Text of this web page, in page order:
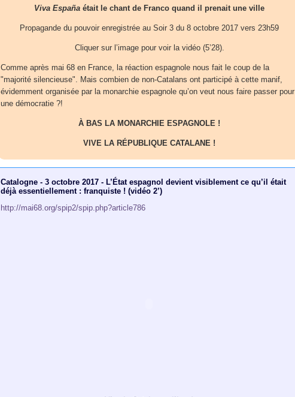
Viva España était le chant de Franco quand il prenait une ville
Propagande du pouvoir enregistrée au Soir 3 du 8 octobre 2017 vers 23h59
Cliquer sur l’image pour voir la vidéo (5’28).
Comme après mai 68 en France, la réaction espagnole nous fait le coup de la
"majorité silencieuse". Mais combien de non-Catalans ont participé à cette manif,
évidemment organisée par la monarchie espagnole qu’on veut nous faire passer pour
une démocratie ?!
À BAS LA MONARCHIE ESPAGNOLE !
VIVE LA RÉPUBLIQUE CATALANE !
Catalogne - 3 octobre 2017 - L’État espagnol devient visiblement ce qu’il était
déjà essentiellement : franquiste ! (vidéo 2’)
http://mai68.org/spip2/spip.php?article786